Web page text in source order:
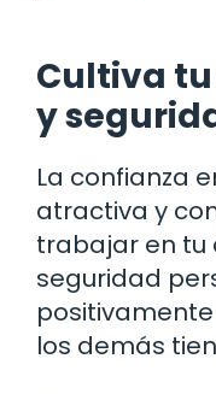
Cultiva
y
La confianza
atractiva y
trabajar en tu
seguridad
los demás